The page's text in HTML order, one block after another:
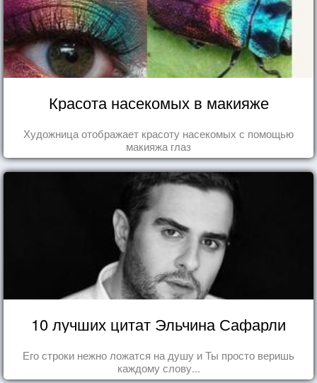
Красота насекомых в макияже
Художница отображает красоту насекомых с помощью
макияжа глаз
10 лучших цитат Эльчина Сафарли
Его строки нежно ложатся на душу и Ты просто веришь
каждому слову...